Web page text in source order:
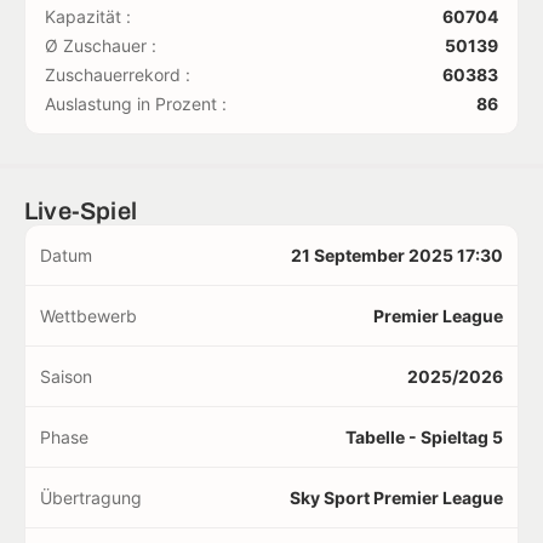
Kapazität :
60704
Ø Zuschauer :
50139
Zuschauerrekord :
60383
Auslastung in Prozent :
86
Live-Spiel
Datum 21 September 2025 17:30
Wettbewerb Premier League
Saison 2025/2026
Phase Tabelle - Spieltag 5
Übertragung Sky Sport Premier League